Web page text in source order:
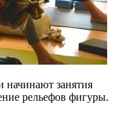
начинают занятия
рельефов фигуры.